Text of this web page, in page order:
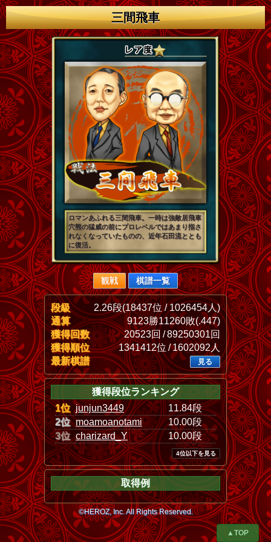
三間飛車
ロマンあふれる三間飛車。一時は強敵居飛車
穴熊の猛威の前にプロレベルではあまり指さ
れなくなっていたものの、近年石田流ととも
に復活。
観戦 棋譜一覧
段級
2.26段(18437位 / 1026454人)
通算
9123勝11260敗(.447)
獲得回数
20523回 / 89250301回
獲得順位
1341412位 / 1602092人
最新棋譜
見る
獲得段位ランキング
1位 junjun3449
11.84段
2位 moamoanotami
10.00段
3位 charizard_Y 10.00段
4位以下を見る
取得例
©HEROZ, Inc. All Rights Reserved.
▲TOP